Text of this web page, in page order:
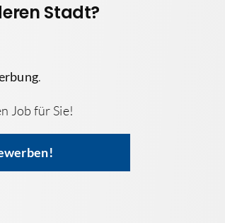
Stadt?
.
Job für Sie!